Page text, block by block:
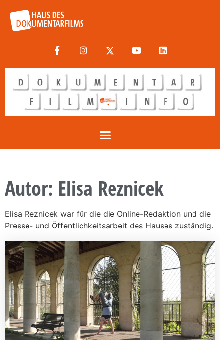
Autor: Elisa Reznicek
Elisa Reznicek war für die die Online-Redaktion und die
Presse- und Öffentlichkeitsarbeit des Hauses zuständig.